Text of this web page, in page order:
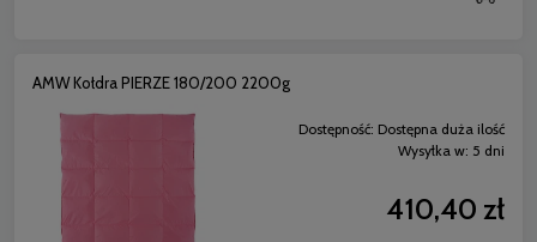
AMW Kołdra PIERZE 180/200 2200g
Dostępność: Dostępna duża ilość
Wysyłka w: 5 dni
410,40 zł